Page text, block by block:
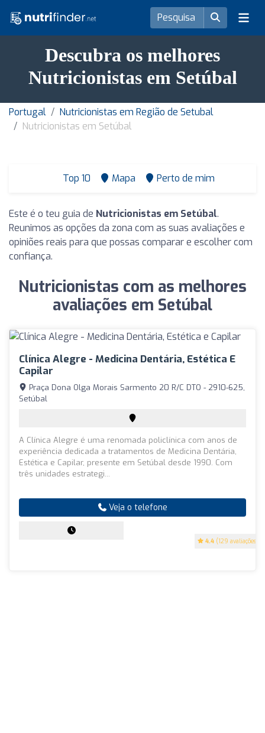
Descubra os melhores
Nutricionistas em Setúbal
Portugal
Nutricionistas em Região de Setubal
Nutricionistas em Setúbal
Top 10 Mapa Perto de mim
Este é o teu guia de Nutricionistas em Setúbal.
Reunimos as opções da zona com as suas avaliações e
opiniões reais para que possas comparar e escolher com
confiança.
Nutricionistas com as melhores
avaliações em Setúbal
Clínica Alegre - Medicina Dentária, Estética E
Capilar
4.4 (129 avaliações)
Praça Dona Olga Morais Sarmento 20 R/C DTO - 2910-625,
Setúbal
A Clínica Alegre é uma renomada policlínica com anos de
experiência dedicada a tratamentos de Medicina Dentária,
Estética e Capilar, presente em Setúbal desde 1990. Com
três unidades estrategi...
Veja o telefone